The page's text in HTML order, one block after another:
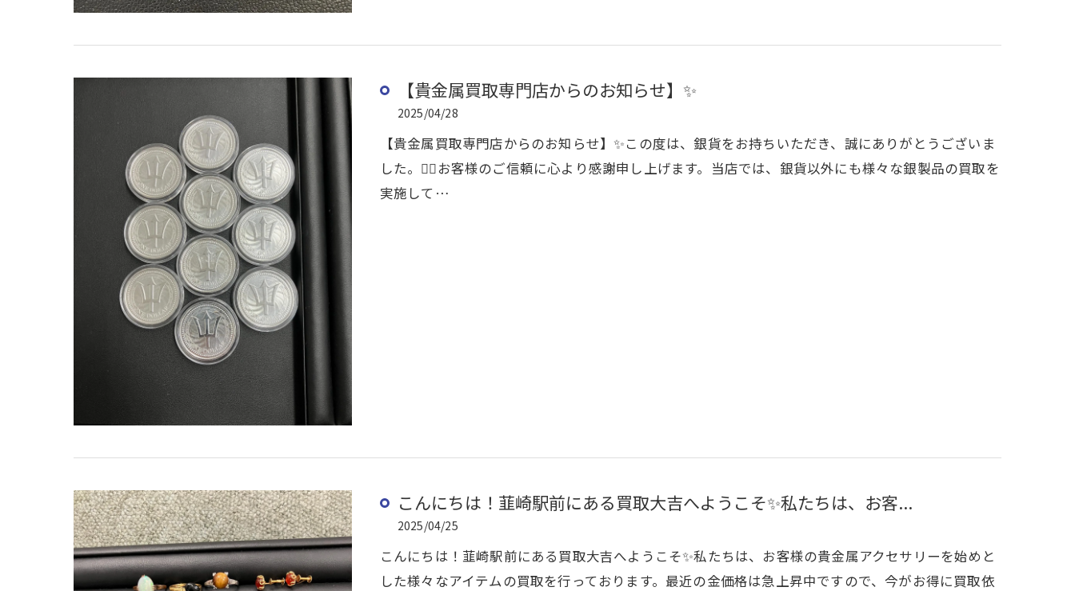
【貴金属買取専門店からのお知らせ】✨
2025/04/28
【貴金属買取専門店からのお知らせ】✨この度は、銀貨をお持ちいただき、誠にありがとうございま
した。🙇‍♂️お客様のご信頼に心より感謝申し上げます。当店では、銀貨以外にも様々な銀製品の買取を
実施して…
こんにちは！韮崎駅前にある買取大吉へようこそ✨私たちは、お客...
2025/04/25
こんにちは！韮崎駅前にある買取大吉へようこそ✨私たちは、お客様の貴金属アクセサリーを始めと
した様々なアイテムの買取を行っております。最近の金価格は急上昇中ですので、今がお得に買取依